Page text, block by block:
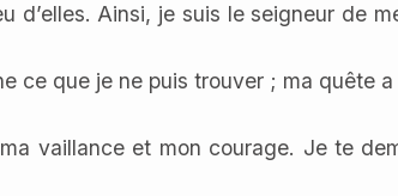
d’elles. Ainsi, je suis le seigneur de
ce que je ne puis trouver ; ma quête
vaillance et mon courage. Je te